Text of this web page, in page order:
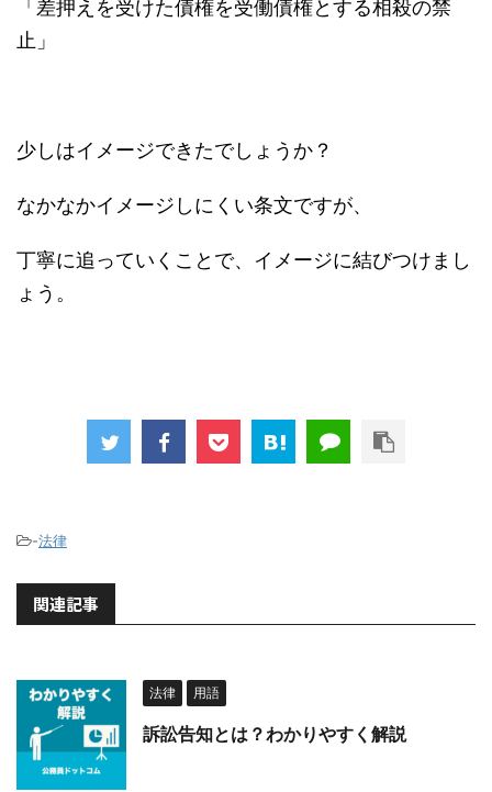
「差押えを受けた債権を受働債権とする相殺の禁
止」
少しはイメージできたでしょうか？
なかなかイメージしにくい条文ですが、
丁寧に追っていくことで、イメージに結びつけまし
ょう。
-法律
関連記事
法律 用語
訴訟告知とは？わかりやすく解説